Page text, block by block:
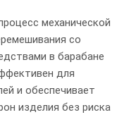
механической
со
в барабане
для
и обеспечивает
изделия без риска